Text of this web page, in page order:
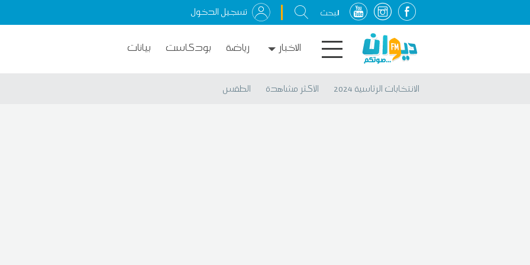
تسجيل الدخول
الاخبار رياضة بودكاست بيانات
الانتخابات الرئاسية 2024 الأكثر مشاهدة الطقس